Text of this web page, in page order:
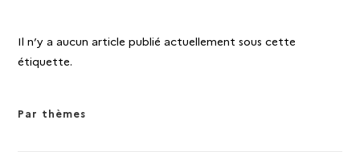
Il n’y a aucun article publié actuellement sous cette
étiquette.
Par thèmes